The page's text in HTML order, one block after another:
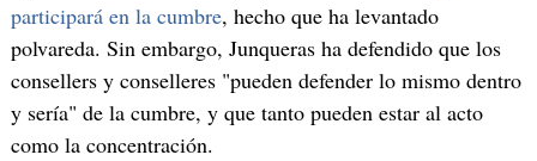
participará en la cumbre, hecho que ha levantado
polvareda. Sin embargo, Junqueras ha defendido que los
consellers y conselleres "pueden defender lo mismo dentro
y sería" de la cumbre, y que tanto pueden estar al acto
como la concentración.